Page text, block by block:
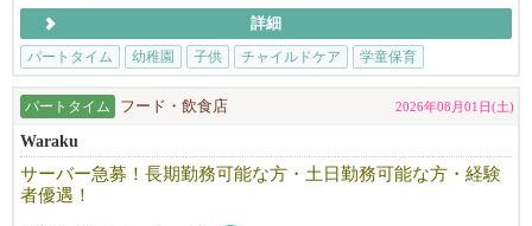
す。
子どもが好きな方、コミュニケーションをとるのが好きな方、教
習うことが好きで成長することが好きな方、歌や踊りが好きな
方、子育て経験のある方。
学校に在学中の方、卒業したばかりの方、OPTも歓迎です。
詳細
パートタイム
幼稚園 子供 チャイルドケア 学童保育
パートタイム フード・飲食店 2026年08月01日(土)
Waraku
サーバー急募！長期勤務可能な方・土日勤務可能な方・経験
者優遇！